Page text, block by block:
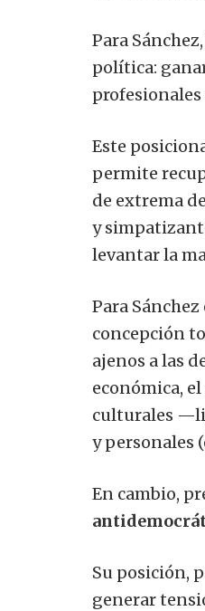
Para
política:
profesionales
Este
permite
de extrema
y
levantar la
Para
concepción
ajenos a las
económica,
culturales
y personales
En cambio,
Su posición,
generar